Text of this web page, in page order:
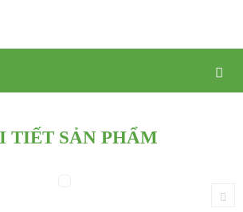
TIẾT SẢN PHẨM